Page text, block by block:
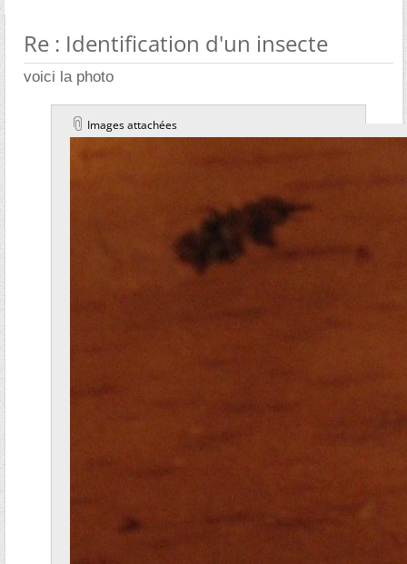
Re : Identification d'un insecte
voici la photo
Images attachées